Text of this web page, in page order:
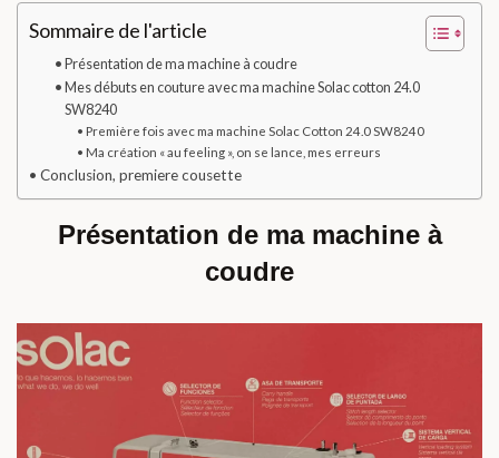
Sommaire de l'article
Présentation de ma machine à coudre
Mes débuts en couture avec ma machine Solac cotton 24.0
SW8240
Première fois avec ma machine Solac Cotton 24.0 SW8240
Ma création « au feeling », on se lance, mes erreurs
Conclusion, premiere cousette
Présentation de ma machine à
coudre